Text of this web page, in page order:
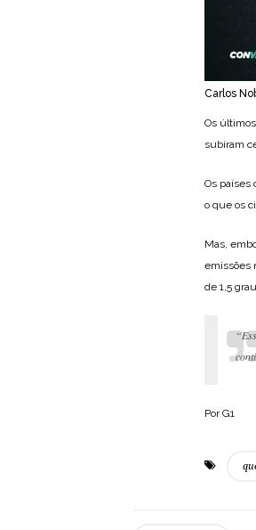
Carlos
Os
subiram
Os países
o que os
Mas,
emissões
de 1,5 grau.
Por G1